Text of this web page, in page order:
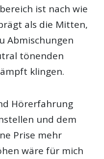
ist nach wie
als die Mitten,
Abmischungen
tönenden
klingen.
Hörerfahrung
und dem
Prise mehr
wäre für mich